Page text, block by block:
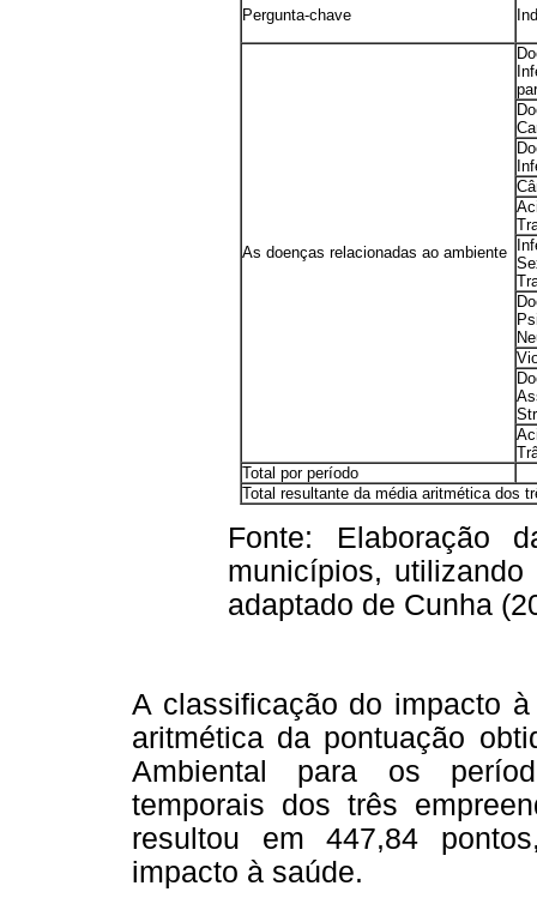
Pergunta-chave
As doenças relacionadas ao ambiente
Total por período
Total resultante da média aritmética dos
Fonte: Elaboração
municípios,
adaptado de Cunha
A classificação do impacto
aritmética da pontuação
Ambiental para os
temporais dos três
resultou em 447,84
impacto à saúde.